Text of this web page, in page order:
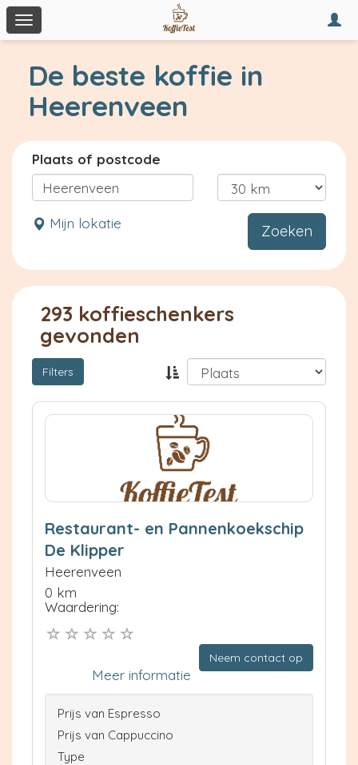
Toggle
navigation
De beste koffie in
Heerenveen
Plaats of postcode
Mijn lokatie Zoeken
293 koffieschenkers
gevonden
Filters
Restaurant- en Pannenkoekschip
De Klipper
Heerenveen
0 km
Waardering:
Neem contact op
Meer informatie
Prijs van Espresso
Prijs van Cappuccino
Type